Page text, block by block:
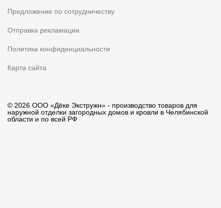
Предложение по сотрудничеству
Отправка рекламации
Политика конфиденциальности
Карта сайта
© 2026 ООО «Дёке Экстружн» - производство товаров для
наружной отделки загородных домов и кровли в Челябинской
области и по всей РФ